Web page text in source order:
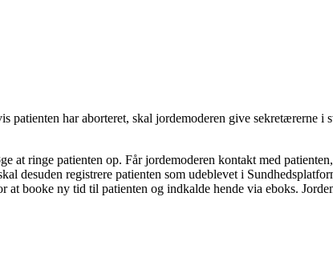
patienten har aborteret, skal jordemoderen give sekretærerne i
at ringe patienten op. Får jordemoderen kontakt med
desuden registrere patienten som udeblevet i
booke ny tid til patienten og indkalde hende via eboks.